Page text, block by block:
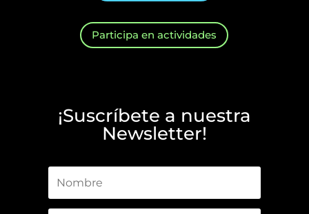
Participa en actividades
¡Suscríbete a nuestra
Newsletter!